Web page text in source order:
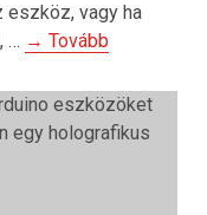
eszköz, vagy ha
… → Tovább